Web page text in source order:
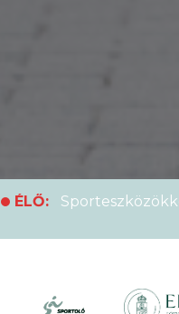
ÉLŐ:
ÉLŐ:
Soha ennyien
XVII. KEK!